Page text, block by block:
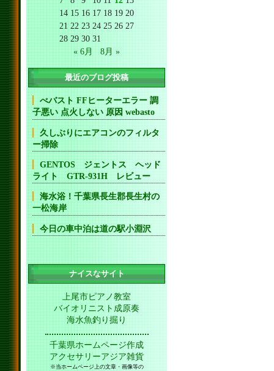
14 15 16 17 18 19 20
21 22 23 24 25 26 27
28 29 30 31
« 6月
8月 »
最近のブログ投稿
べバスト FFヒーターエラー 調
子悪い 点火しない 原因 webasto
久しぶりにエアコンのフィルタ
ー掃除
GENTOS ジェントス ヘッド
ライト GTR-931H レビュー
海水浴！千葉県長生郡長生村の
一松海岸
今日の車中泊は道の駅小淵沢
ナイスなサイト
上尾市ピアノ教室
バイオリニスト成原奏
海水魚釣り掘り
千葉県ホームページ作成
アクセサリーアジア雑貨
※当ホームページ上の文章・画像等の